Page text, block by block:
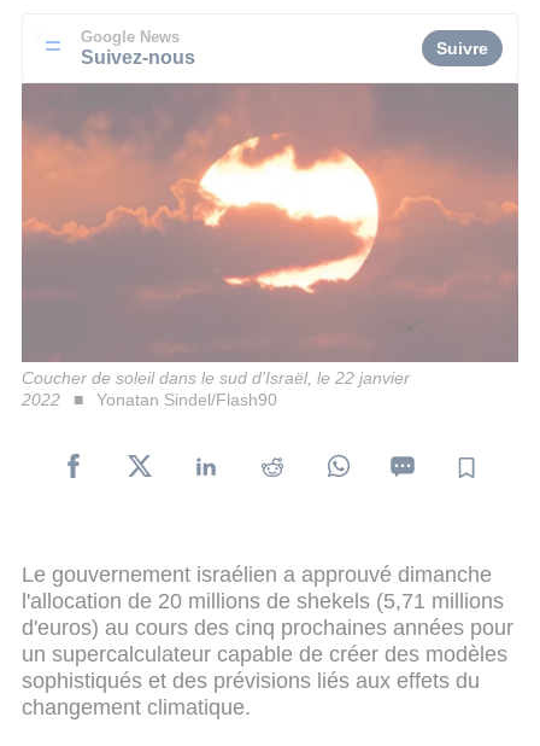
Google News
Suivez-nous Suivre
Coucher de soleil dans le sud d'Israël, le 22 janvier
2022
Yonatan Sindel/Flash90
Le gouvernement israélien a approuvé dimanche
l'allocation de 20 millions de shekels (5,71 millions
d'euros) au cours des cinq prochaines années pour
un supercalculateur capable de créer des modèles
sophistiqués et des prévisions liés aux effets du
changement climatique.